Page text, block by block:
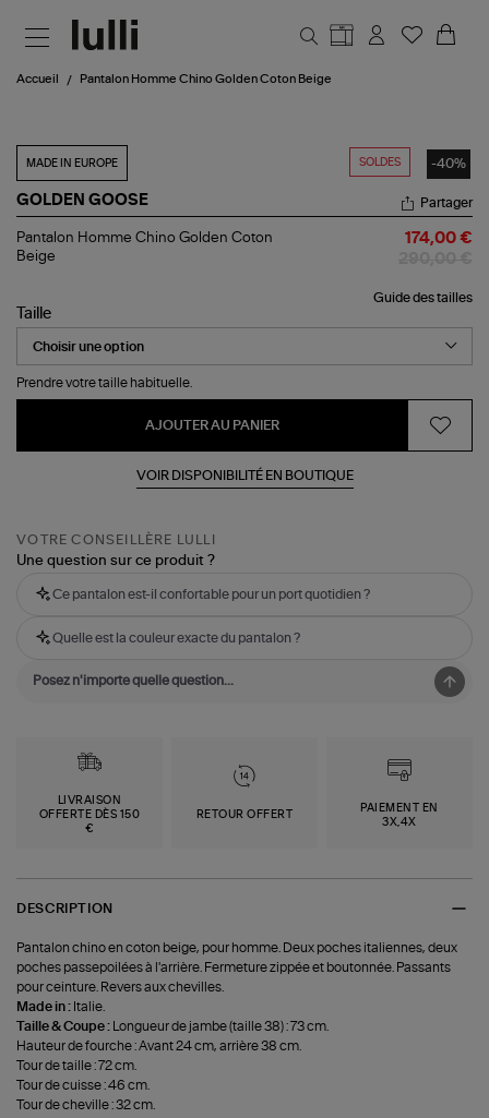
Accueil Pantalon Homme Chino Golden Coton Beige
SOLDES -40%
MADE IN EUROPE
GOLDEN GOOSE
Pantalon
Homme
Chino
Coton
Beige
Partager
Pantalon Homme Chino Golden Coton
Beige
174,00 €
Guide des tailles
Taille
Prendre votre taille habituelle.
AJOUTER AU PANIER
VOIR DISPONIBILITÉ EN BOUTIQUE
VOTRE CONSEILLÈRE LULLI
Une question sur ce produit ?
Ce pantalon est-il confortable pour un port quotidien ?
Quelle est la couleur exacte du pantalon ?
LIVRAISON
OFFERTE DÈS 150
€
RETOUR OFFERT
PAIEMENT EN
3X,4X
DESCRIPTION
Pantalon chino en coton beige, pour homme. Deux poches italiennes, deux
poches passepoilées à l'arrière. Fermeture zippée et boutonnée. Passants
pour ceinture. Revers aux chevilles.
Made in : Italie.
Taille & Coupe : Longueur de jambe (taille 38) : 73 cm.
Hauteur de fourche : Avant 24 cm, arrière 38 cm.
Tour de taille : 72 cm.
Tour de cuisse : 46 cm.
Tour de cheville : 32 cm.